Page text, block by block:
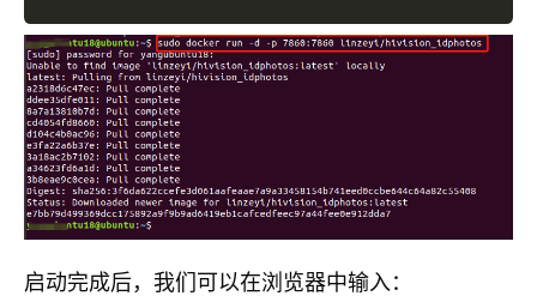
启动完成后，我们可以在浏览器中输入：